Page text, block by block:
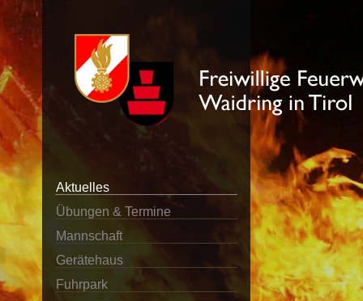
Aktuelles
Übungen & Termine
Mannschaft
Gerätehaus
Fuhrpark